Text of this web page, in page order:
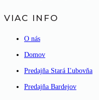
VIAC INFO
O nás
Domov
Predajňa Stará Ľubovňa
Predajňa Bardejov